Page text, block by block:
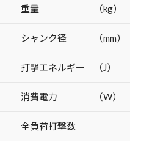
重量 （kg）
シャンク径 （mm）
打撃エネルギー （J）
消費電力 （W）
全負荷打撃数